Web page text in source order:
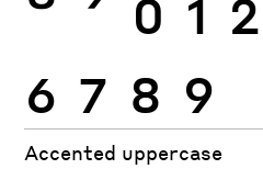
6 7 8 9
Accented uppercase